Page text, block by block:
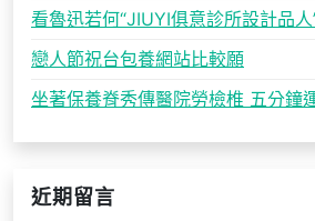
看魯迅若何“JIUYI俱意診所設計品人
戀人節祝台包養網站比較願
坐著保養脊秀傳醫院勞檢椎 五分鐘
近期留言